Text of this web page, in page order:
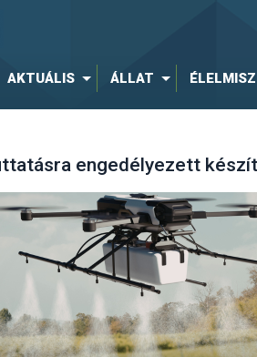
AKTUÁLIS ÁLLAT
engedélyezett